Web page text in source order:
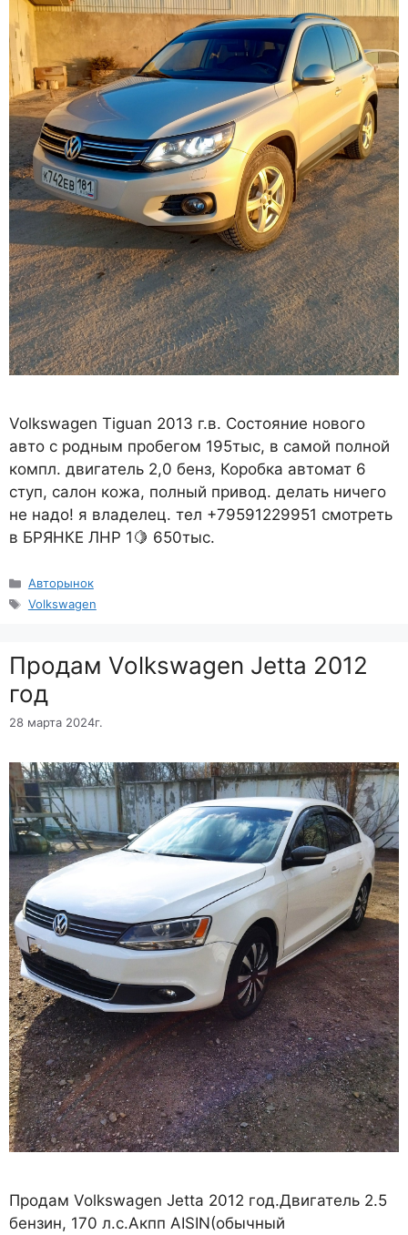
Volkswagen Tiguan 2013 г.в. Состояние нового
авто с родным пробегом 195тыс, в самой полной
компл. двигатель 2,0 бенз, Коробка автомат 6
ступ, салон кожа, полный привод. делать ничего
не надо! я владелец. тел +79591229951 смотреть
в БРЯНКЕ ЛНР 1🍋 650тыс.
Рубрики
Авторынок
Метки
Volkswagen
Продам Volkswagen Jetta 2012
год
28 марта 2024г.
Продам Volkswagen Jetta 2012 год.Двигатель 2.5
бензин, 170 л.с.Акпп AISIN(обычный